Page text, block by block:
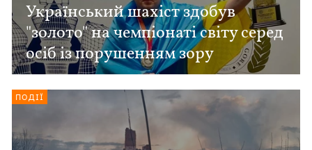
Український шахіст здобув
"золото" на чемпіонаті світу серед
осіб із порушенням зору
ПОДІЇ